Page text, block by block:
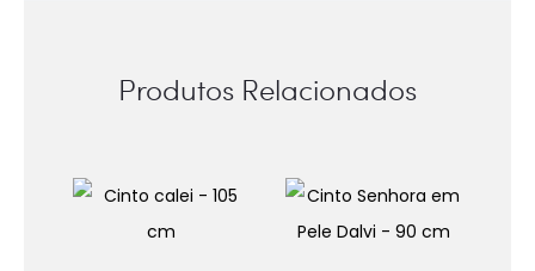
Produtos Relacionados